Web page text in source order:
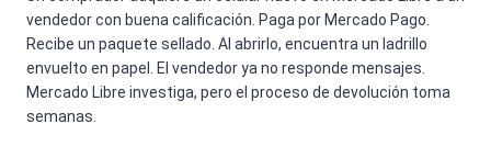
vendedor con buena calificación. Paga por Mercado Pago.
Recibe un paquete sellado. Al abrirlo, encuentra un ladrillo
envuelto en papel. El vendedor ya no responde mensajes.
Mercado Libre investiga, pero el proceso de devolución toma
semanas.